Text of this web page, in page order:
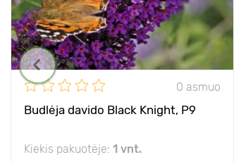
0 asmuo
Budlėja davido Black Knight, P9
Kiekis pakuotėje: 1 vnt.